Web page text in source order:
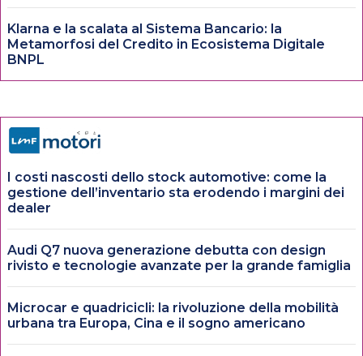
Klarna e la scalata al Sistema Bancario: la
Metamorfosi del Credito in Ecosistema Digitale
BNPL
I costi nascosti dello stock automotive: come la
gestione dell’inventario sta erodendo i margini dei
dealer
Audi Q7 nuova generazione debutta con design
rivisto e tecnologie avanzate per la grande famiglia
Microcar e quadricicli: la rivoluzione della mobilità
urbana tra Europa, Cina e il sogno americano